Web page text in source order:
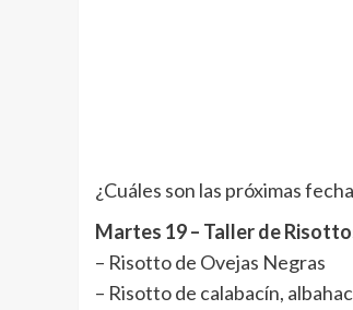
¿Cuáles son las próximas
Martes 19 – Taller de
– Risotto de Ovejas Negras
– Risotto de calabacín,